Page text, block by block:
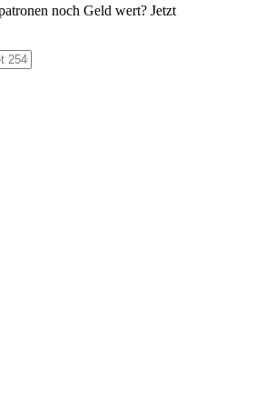
noch Geld wert? Jetzt